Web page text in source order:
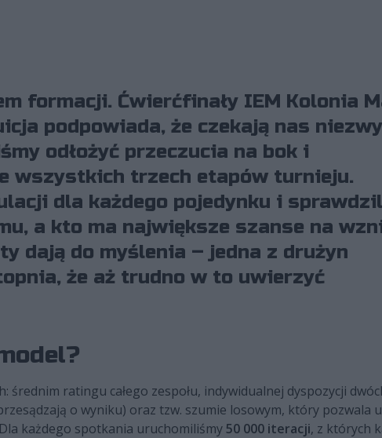
formacji. Ćwierćfinały IEM Kolonia
podpowiada, że czekają nas
odłożyć przeczucia na bok i
wszystkich trzech etapów turnieju.
dla każdego pojedynku i
a kto ma największe szanse na
dają do myślenia – jedna z drużyn
że aż trudno w to uwierzyć
ratingu całego zespołu, indywidualnej dyspozycji
o wyniku) oraz tzw. szumie losowym, który pozwala
każdego spotkania uruchomiliśmy50 000 iteracji, z których